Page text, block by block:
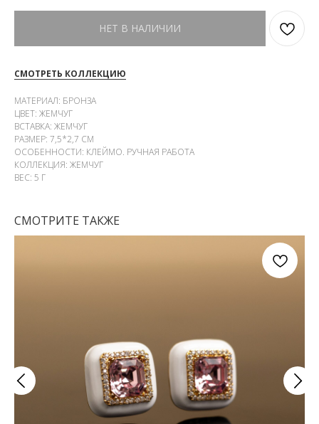
НЕТ В НАЛИЧИИ
СМОТРЕТЬ КОЛЛЕКЦИЮ
МАТЕРИАЛ: БРОНЗА
ЦВЕТ: ЖЕМЧУГ
ВСТАВКА: ЖЕМЧУГ
РАЗМЕР: 7,5*2,7 СМ
ОСОБЕННОСТИ: КЛЕЙМО. РУЧНАЯ РАБОТА
КОЛЛЕКЦИЯ: ЖЕМЧУГ
ВЕС: 5 Г
СМОТРИТЕ ТАКЖЕ